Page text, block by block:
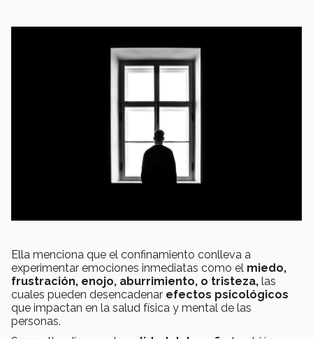
Ella menciona que el confinamiento conlleva a
experimentar emociones inmediatas como el miedo,
frustración, enojo, aburrimiento, o tristeza, las
cuales pueden desencadenar efectos psicológicos
que impactan en la salud física y mental de las
personas.